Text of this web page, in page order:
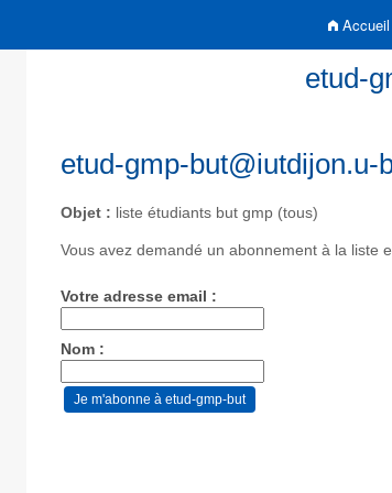
Accueil
etud-
etud-gmp-but@iutdijon.u-
Objet : liste étudiants but gmp (tous)
Vous avez demandé un abonnement à la liste
Votre adresse email :
Nom :